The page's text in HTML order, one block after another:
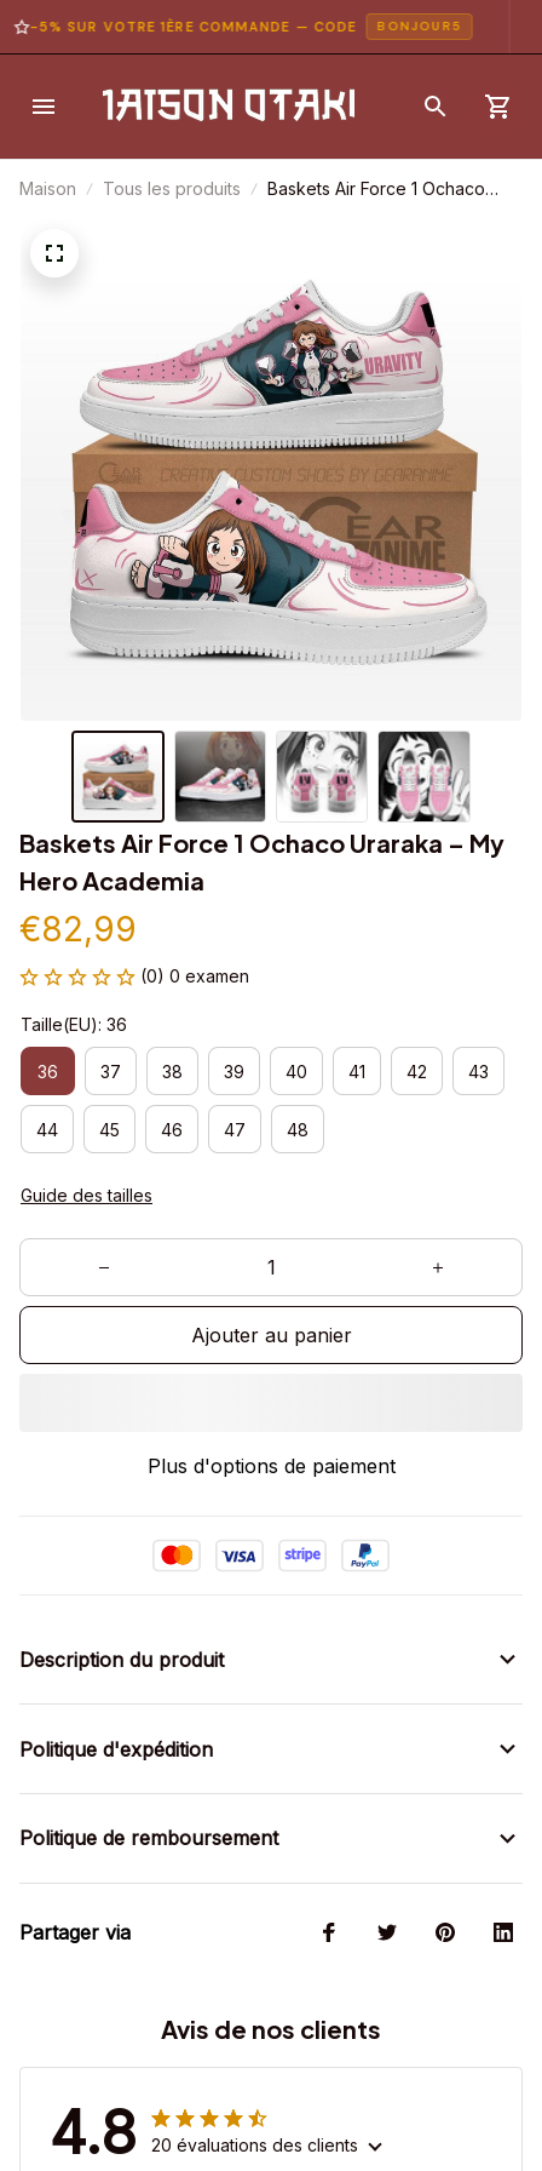
-5% SUR VOTRE 1ÈRE COMMANDE — CODE BONJOUR5
Maison Tous les produits
Baskets Air Force 1 Ochaco
Baskets Air Force 1 Ochaco Uraraka – My
Hero Academia
€82,99
(0) 0 examen
Taille(EU): 36
36 37 38 39 40 41 42 43
44 45 46 47 48
Guide des tailles
Ajouter au panier
Plus d'options de paiement
Description du produit
Politique d'expédition
Politique de remboursement
Partager via
Avis de nos clients
4.8 20 évaluations des clients